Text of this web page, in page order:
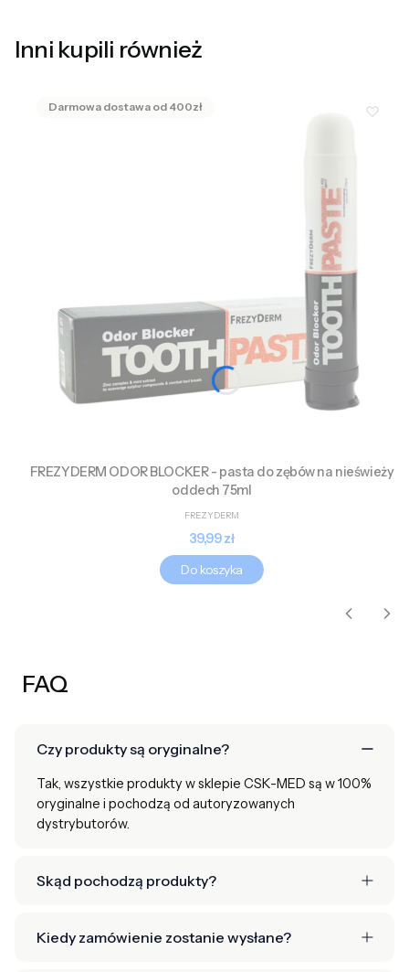
Inni kupili również
FREZYDERM ODOR BLOCKER - pasta do zębów na nieświeży
oddech 75ml
FREZYDERM
Cena
39,99 zł
Do koszyka
FAQ
Czy produkty są oryginalne?
Tak, wszystkie produkty w sklepie CSK-MED są w 100%
oryginalne i pochodzą od autoryzowanych
dystrybutorów.
Skąd pochodzą produkty?
Kiedy zamówienie zostanie wysłane?